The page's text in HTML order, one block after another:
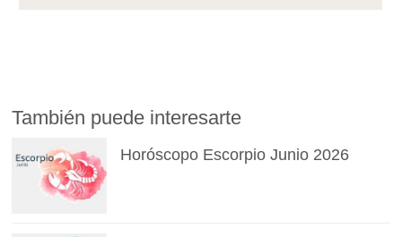
También puede interesarte
Horóscopo Escorpio Junio 2026